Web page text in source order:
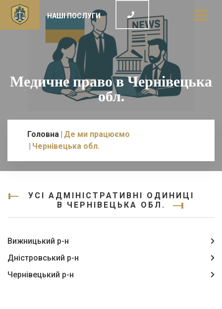
НАШІ ПОСЛУГИ
Медичне право в Чернівецька
обл.
Головна Де ми працюємо
Чернівецька обл.
УСІ АДМІНІСТРАТИВНІ ОДИНИЦІ
В ЧЕРНІВЕЦЬКА ОБЛ.
Вижницький р-н
Дністровський р-н
Чернівецький р-н